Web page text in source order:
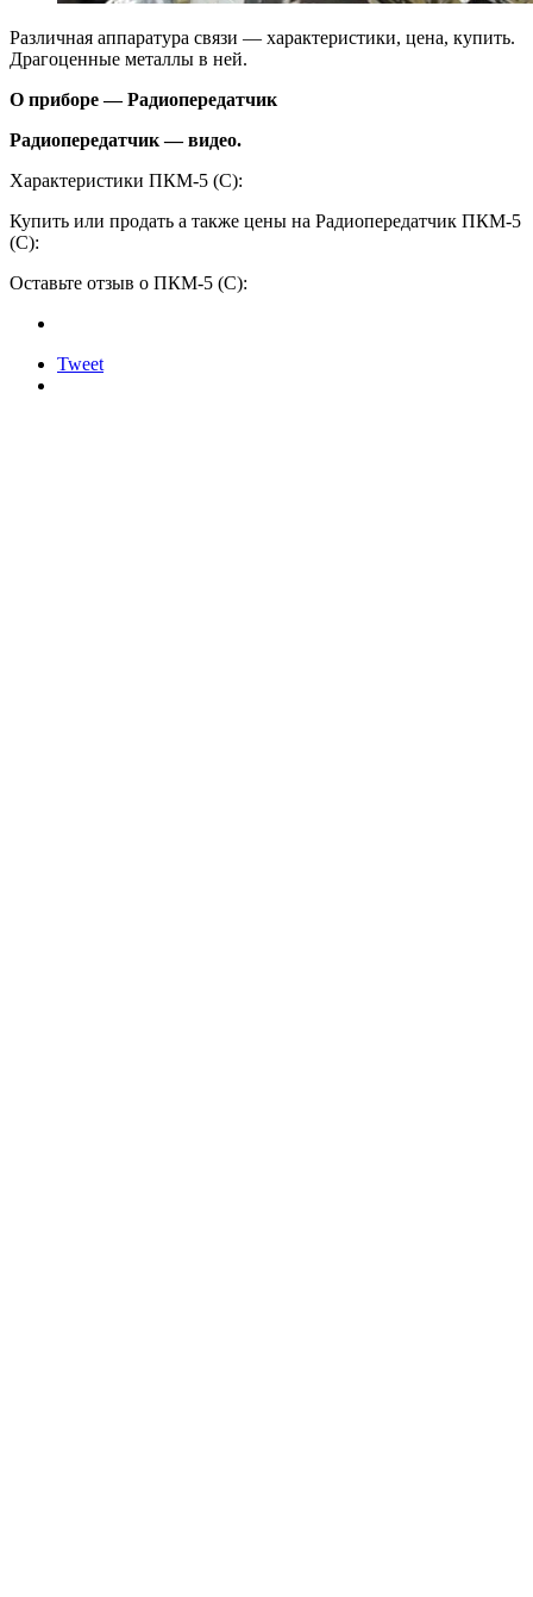
Различная аппаратура связи — характеристики, цена, купить.
Драгоценные металлы в ней.
О приборе — Радиопередатчик
Радиопередатчик — видео.
Характеристики ПКМ-5 (С):
Купить или продать а также цены на Радиопередатчик ПКМ-5
(С):
Оставьте отзыв о ПКМ-5 (С):
Tweet